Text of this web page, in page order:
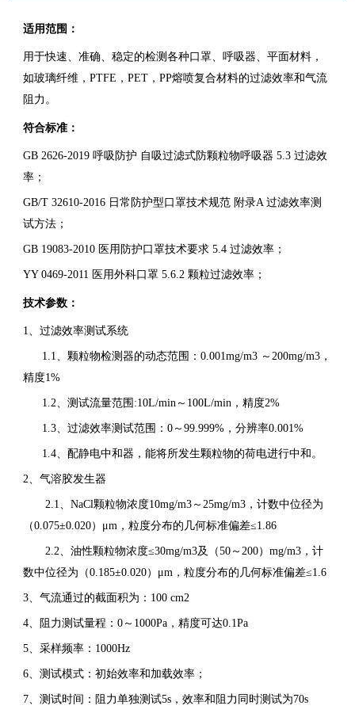
适用范围：
用于快速、准确、稳定的检测各种口罩、呼吸器、平面材料，
如玻璃纤维，PTFE，PET，PP熔喷复合材料的过滤效率和气流
阻力。
符合标准：
GB 2626-2019 呼吸防护 自吸过滤式防颗粒物呼吸器 5.3 过滤效
率；
GB/T 32610-2016 日常防护型口罩技术规范 附录A 过滤效率测
试方法；
GB 19083-2010 医用防护口罩技术要求 5.4 过滤效率；
YY 0469-2011 医用外科口罩 5.6.2 颗粒过滤效率；
技术参数：
1、过滤效率测试系统
1.1、颗粒物检测器的动态范围：0.001mg/m3 ～200mg/m3，
精度1%
1.2、测试流量范围:10L/min～100L/min，精度2%
1.3、过滤效率测试范围：0～99.999%，分辨率0.001%
1.4、配静电中和器，能将所发生颗粒物的荷电进行中和。
2、气溶胶发生器
2.1、NaCl颗粒物浓度10mg/m3～25mg/m3，计数中位径为
（0.075±0.020）μm，粒度分布的几何标准偏差≤1.86
2.2、油性颗粒物浓度≤30mg/m3及（50～200）mg/m3，计
数中位径为（0.185±0.020）μm，粒度分布的几何标准偏差≤1.6
3、气流通过的截面积为：100 cm2
4、阻力测试量程：0～1000Pa，精度可达0.1Pa
5、采样频率：1000Hz
6、测试模式：初始效率和加载效率；
7、测试时间：阻力单独测试5s，效率和阻力同时测试为70s